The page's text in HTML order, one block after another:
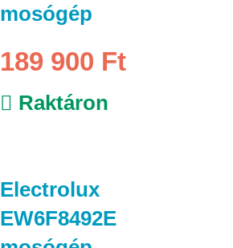
mosógép
189 900 Ft
Raktáron
Electrolux
EW6F8492E